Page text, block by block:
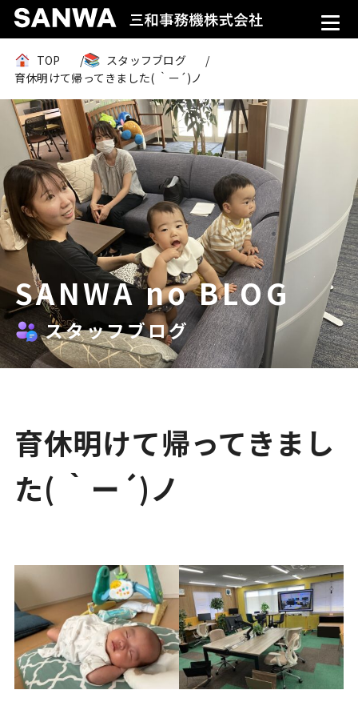
TOP
スタッフブログ
育休明けて帰ってきました( ｀ー´)ノ
SANWA no BLOG
スタッフブログ
育休明けて帰ってきまし
た( ｀ー´)ノ